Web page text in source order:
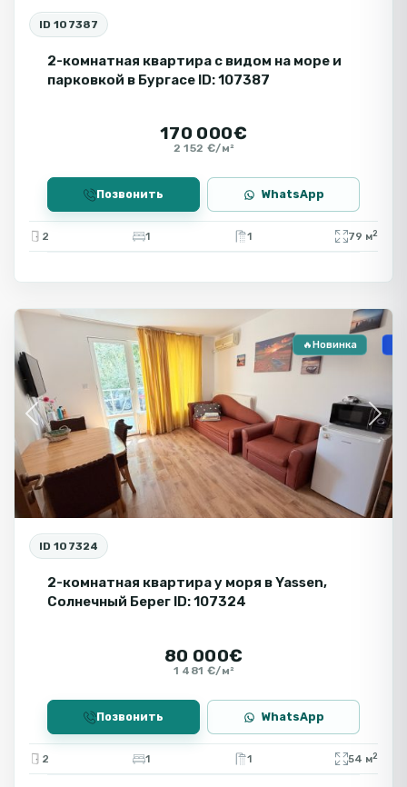
ID 107387
2-комнатная квартира с видом на море и
парковкой в Бургасе ID: 107387
170 000€
2 152 €/м²
Позвонить WhatsApp
2 1 1 79 м2
Previous Next
🔥Новинка
ID 107324
2-комнатная квартира у моря в Yassen,
Солнечный Берег ID: 107324
80 000€
1 481 €/м²
Позвонить WhatsApp
2 1 1 54 м2